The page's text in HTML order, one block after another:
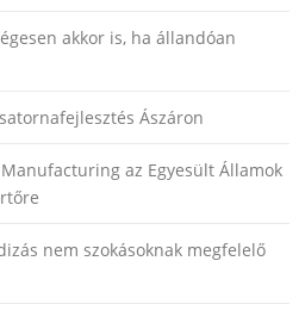
akkor is, ha állandóan
Ászáron
az Egyesült Államok
nem szokásoknak megfelelő